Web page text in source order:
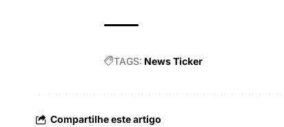
TAGS: News Ticker
Compartilhe este artigo